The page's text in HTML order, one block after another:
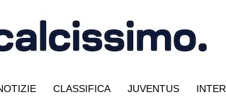
CLASSIFICA JUVENTUS INTER